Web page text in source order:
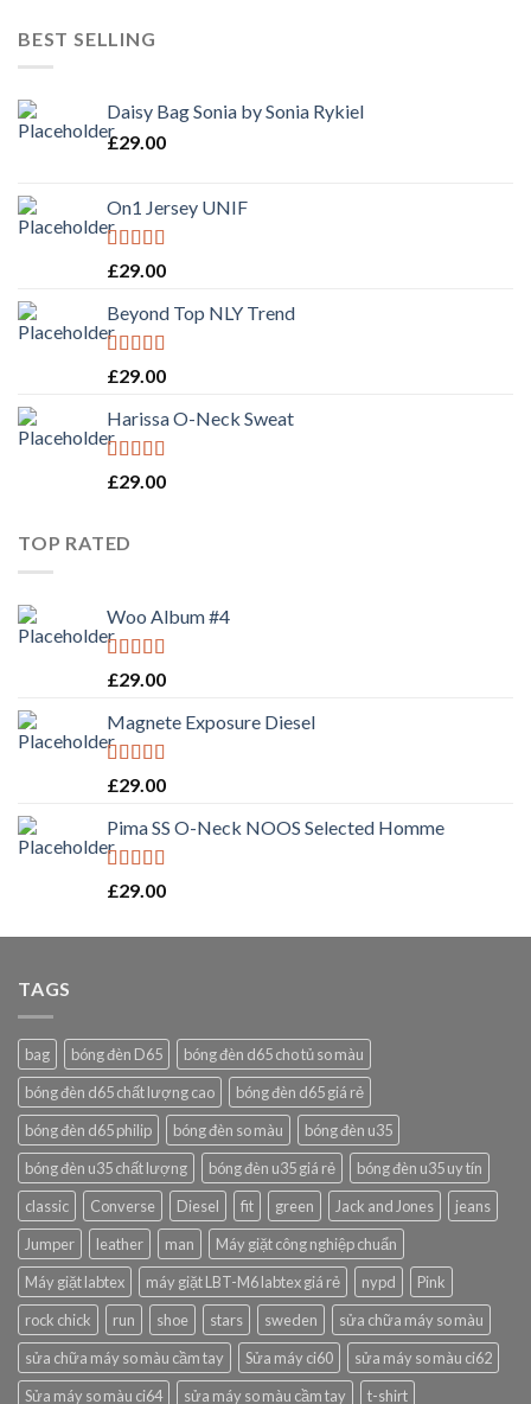
BEST SELLING
Daisy Bag Sonia by Sonia Rykiel
£29.00
On1 Jersey UNIF
Rated5.00
£29.00
Beyond Top NLY Trend
Rated
of 5
£29.00
Harissa O-Neck Sweat
Rated4.00
£29.00
TOP RATED
Woo Album #4
Rated5.00
£29.00
Magnete Exposure Diesel
Rated5.00
£29.00
Pima SS O-Neck NOOS Selected Homme
Rated5.00
£29.00
TAGS
bag bóng đèn D65
bóng đèn d65 cho tủ so màu
bóng đèn d65 chất lượng cao
bóng đèn d65 giá rẻ
bóng đèn d65 philip
bóng đèn so màu
bóng đèn u35
bóng đèn u35 chất lượng
bóng đèn u35 giá rẻ
bóng đèn u35 uy tín
classic
Converse Diesel fit green Jack and Jones
jeans
Jumper
leather man
Máy giặt công nghiệp chuẩn
Máy giặt labtex
máy giặt LBT-M6 labtex giá rẻ nypd
Pink
rock chick
run shoe stars sweden
sửa chữa máy so màu
sửa chữa máy so màu cầm tay
Sửa máy ci60
sửa máy so màu ci62
Sửa máy so màu ci64
sửa máy so màu cầm tay t-shirt